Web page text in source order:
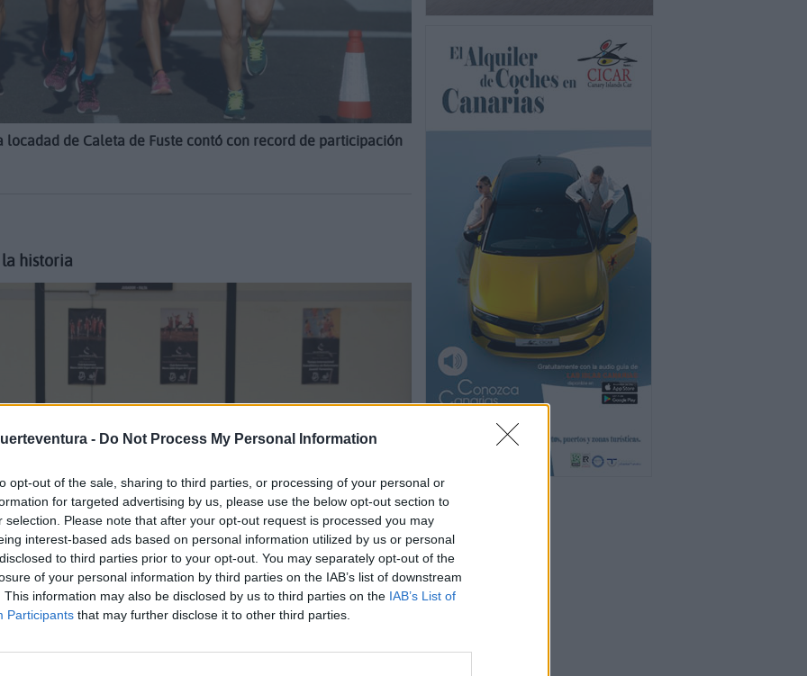
- Do Not Process My Personal Information
opt-out of the sale, sharing to third parties, or processing of your personal or
for targeted advertising by us, please use the below opt-out section to
selection. Please note that after your opt-out request is processed you may
interest-based ads based on personal information utilized by us or personal
to third parties prior to your opt-out. You may separately opt-out of the
of your personal information by third parties on the IAB’s list of downstream
This information may also be disclosed by us to third parties on the IAB’s List of
Participants that may further disclose it to other third parties.
de Caleta de Fuste contó con record de participación
historia